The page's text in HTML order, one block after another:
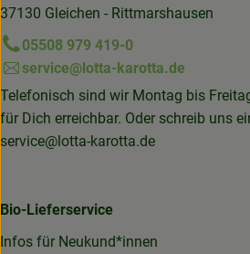
37130 Gleichen - Rittmarshausen
05508 979 419-0
service@lotta-karotta.de
Telefonisch sind wir Montag bis
für Dich erreichbar. Oder schreib uns
service@lotta-karotta.de
Bio-Lieferservice
Infos für Neukund*innen